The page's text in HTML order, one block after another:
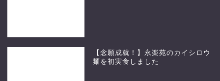
【念願成就！】永楽苑のカイシロウ
麺を初実食しました